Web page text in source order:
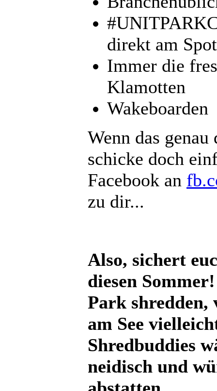
direkt am Spot
Immer die
Klamotten
Wakeboarden
Wenn das
schicke doch
Facebook an
zu dir...
Also, sichert
diesen
Park shredden,
am See
Shredbuddies
neidisch und